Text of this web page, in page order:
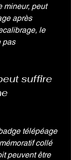
mineur, peut
après
le
pas
suffire
télépéage
collé
peuvent être